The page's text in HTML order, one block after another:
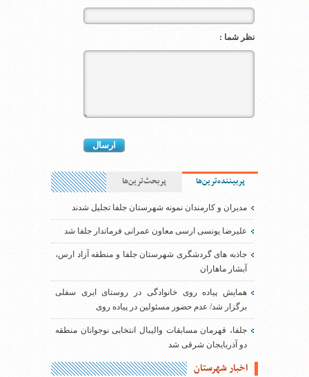
نظر شما :
پربیننده‌ترین‌ها پربحث‌ترین‌ها
مدیران و کارمندان نمونه شهرستان جلفا تجلیل شدند
علیرضا یونسی ارسی معاون عمرانی فرماندار جلفا شد
جاذبه های گردشگری شهرستان جلفا و منطقه آزاد ارس،
آبشار ماهاران
همایش پیاده روی خانوادگی در روستای ایری سفلی
برگزار شد/ عدم حضور مسئولین در پیاده روی
جلفا، قهرمان مسابقات والیبال انتخابی نوجوانان منطقه
دو آذربایجان شرقی شد
اخبار شهرستان